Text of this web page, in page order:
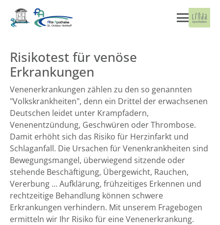
Risikotest für venöse
Erkrankungen
Venenerkrankungen zählen zu den so genannten
"Volkskrankheiten", denn ein Drittel der erwachsenen
Deutschen leidet unter Krampfadern,
Venenentzündung, Geschwüren oder Thrombose.
Damit erhöht sich das Risiko für Herzinfarkt und
Schlaganfall. Die Ursachen für Venenkrankheiten sind
Bewegungsmangel, überwiegend sitzende oder
stehende Beschäftigung, Übergewicht, Rauchen,
Vererbung … Aufklärung, frühzeitiges Erkennen und
rechtzeitige Behandlung können schwere
Erkrankungen verhindern. Mit unserem Fragebogen
ermitteln wir Ihr Risiko für eine Venenerkrankung.